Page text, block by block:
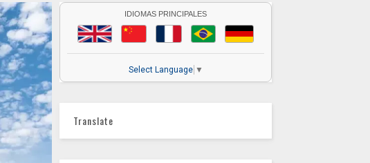
IDIOMAS PRINCIPALES
Select Language ▼
Translate